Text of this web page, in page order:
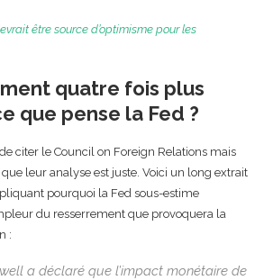
être source d’optimisme pour les
quatre fois plus
que pense la Fed ?
de citer le Council on Foreign Relations mais
leur analyse est juste. Voici un long extrait
pourquoi la Fed sous-estime
du resserrement que provoquera la
:
a déclaré que l’impact monétaire de